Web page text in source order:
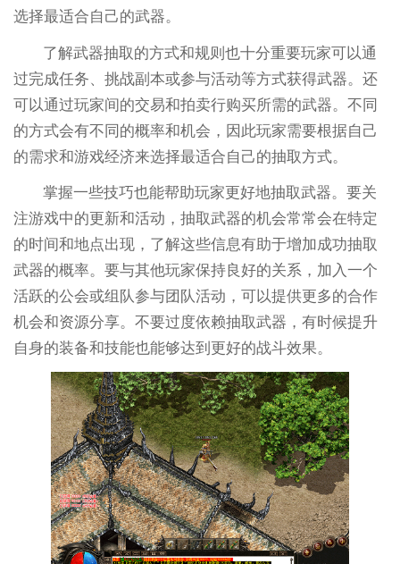
选择最适合自己的武器。
了解武器抽取的方式和规则也十分重要玩家可以通
过完成任务、挑战副本或参与活动等方式获得武器。还
可以通过玩家间的交易和拍卖行购买所需的武器。不同
的方式会有不同的概率和机会，因此玩家需要根据自己
的需求和游戏经济来选择最适合自己的抽取方式。
掌握一些技巧也能帮助玩家更好地抽取武器。要关
注游戏中的更新和活动，抽取武器的机会常常会在特定
的时间和地点出现，了解这些信息有助于增加成功抽取
武器的概率。要与其他玩家保持良好的关系，加入一个
活跃的公会或组队参与团队活动，可以提供更多的合作
机会和资源分享。不要过度依赖抽取武器，有时候提升
自身的装备和技能也能够达到更好的战斗效果。